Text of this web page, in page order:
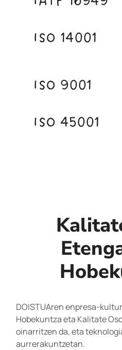
ISO 14001
ISO 9001
ISO 45001
DOISTUAren enpresa-
Hobekuntza eta Kalitate
oinarritzen da, eta
aurrerakuntzetan.